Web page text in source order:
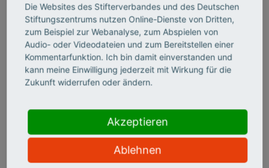
Zugang, Formate und Methoden für Lehr-Lern-
Szenarien, Motivation der Lernenden in digitalen
Lernumgebungen, Assessment-Formate, Evaluation und
Qualitätssicherung
Arbeitshilfen: Checkliste für die Vorbereitung der
Auswahl digitaler Future-Skills-Lernangebote,
Skills-Lerninhalten, Auswahlkriterien für die Recherche
Good Practices aus dem Schulbereich, Hochschulen und
der beruflichen Weiterbildung
Die Websites des Stifterverbandes und des Deutschen
Stiftungszentrums nutzen Online-Dienste von Dritten,
zum Beispiel zur Webanalyse, zum Abspielen von
Audio- oder Videodateien und zum Bereitstellen einer
Kommentarfunktion. Ich bin damit einverstanden und
kann meine Einwilligung jederzeit mit Wirkung für die
Zukunft widerrufen oder ändern.
Akzeptieren
Ablehnen